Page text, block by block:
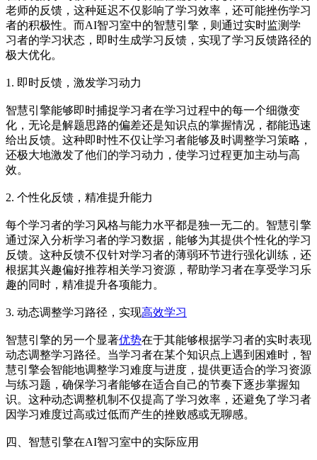
老师的反馈，这种延迟不仅影响了学习效率，还可能挫伤学习
者的积极性。而AI智习室中的智慧引擎，则通过实时监测学
习者的学习状态，即时生成学习反馈，实现了学习反馈路径的
极大优化。
1. 即时反馈，激发学习动力
智慧引擎能够即时捕捉学习者在学习过程中的每一个细微变
化，无论是解题思路的偏差还是知识点的掌握情况，都能迅速
给出反馈。这种即时性不仅让学习者能够及时调整学习策略，
还极大地激发了他们的学习动力，使学习过程更加主动与高
效。
2. 个性化反馈，精准提升能力
每个学习者的学习风格与能力水平都是独一无二的。智慧引擎
通过深入分析学习者的学习数据，能够为其提供个性化的学习
反馈。这种反馈不仅针对学习者的薄弱环节进行强化训练，还
根据其兴趣偏好推荐相关学习资源，帮助学习者在享受学习乐
趣的同时，精准提升各项能力。
3. 动态调整学习路径，实现高效学习
智慧引擎的另一个显著优势在于其能够根据学习者的实时表现
动态调整学习路径。当学习者在某个知识点上遇到困难时，智
慧引擎会智能地调整学习难度与进度，提供更适合的学习资源
与练习题，确保学习者能够在适合自己的节奏下逐步掌握知
识。这种动态调整机制不仅提高了学习效率，还避免了学习者
因学习难度过高或过低而产生的挫败感或无聊感。
四、智慧引擎在AI智习室中的实际应用